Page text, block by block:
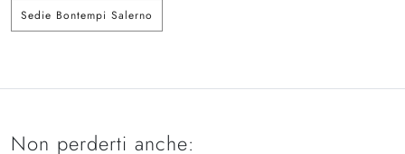
Sedie Bontempi Salerno
Non perderti anche: